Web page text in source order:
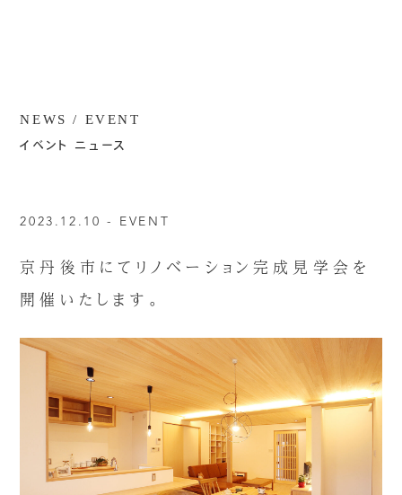
NEWS / EVENT
イベント ニュース
2023.12.10 - EVENT
京丹後市にてリノベーション完成見学会を
開催いたします。